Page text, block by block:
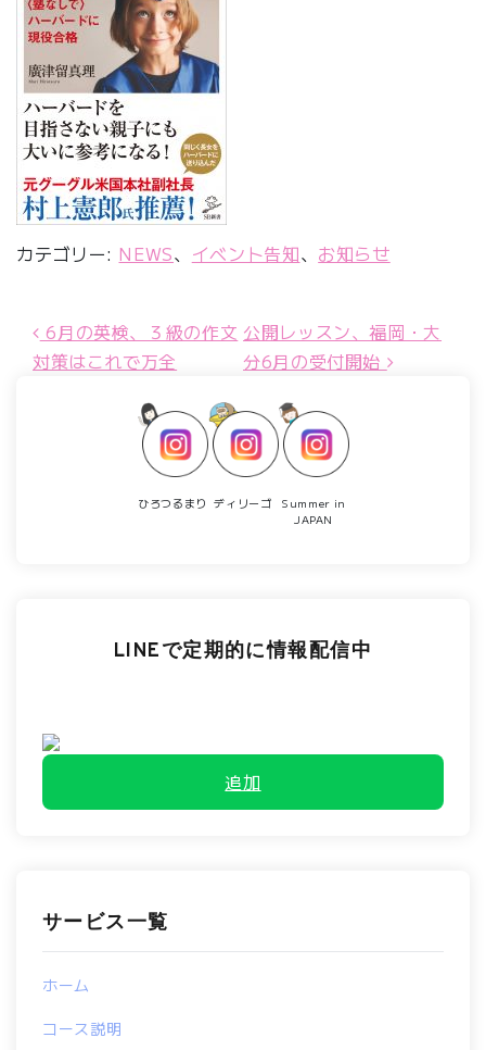
カテゴリー: NEWS、 イベント告知、 お知らせ
投稿ナビゲーション
6月の英検、３級の作文
対策はこれで万全
公開レッスン、福岡・大
分6月の受付開始
ひろつるまり ディリーゴ
Summer in
JAPAN
LINEで定期的に情報配信中
追加
サービス一覧
ホーム
コース説明